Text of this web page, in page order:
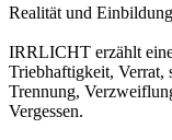
Realität und
IRRLICHT erzählt
Triebhaftigkeit, Verrat,
Trennung,
Vergessen.